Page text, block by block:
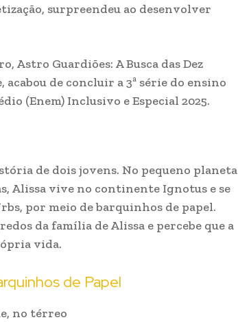
surpreendeu ao desenvolver
Astro Guardiões: A Busca das Dez
de concluir a 3ª série do ensino
(Enem) Inclusivo e Especial 2025.
de dois jovens. No pequeno planeta
Alissa vive no continente Ignotus e se
por meio de barquinhos de papel.
da família de Alissa e percebe que a
vida.
de Papel
no térreo